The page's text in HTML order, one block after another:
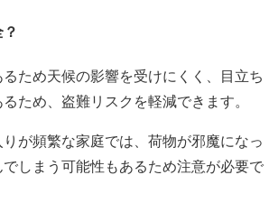
ため天候の影響を受けにくく、目立ち
ため、盗難リスクを軽減できます。
が頻繁な家庭では、荷物が邪魔になっ
しまう可能性もあるため注意が必要で